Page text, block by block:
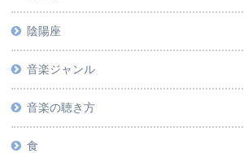
陰陽座
音楽ジャンル
音楽の聴き方
食